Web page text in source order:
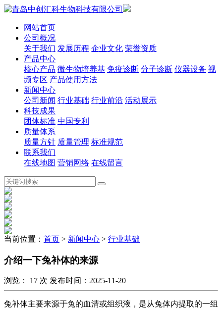
网站首页
公司概况
关于我们 发展历程 企业文化 荣誉资质
产品中心
核心产品 微生物培养基 免疫诊断 分子诊断 仪器设备 视
频专区 产品使用方法
新闻中心
公司新闻 行业基础 行业前沿 活动展示
科技成果
团体标准 中国专利
质量体系
质量方针 质量管理 标准规范
联系我们
在线地图 营销网络 在线留言
当前位置： 首页 > 新闻中心 > 行业基础
介绍一下兔补体的来源
浏览： 17 次 发布时间：2025-11-20
兔补体主要来源于兔的血清或组织液，是从兔体内提取的一组